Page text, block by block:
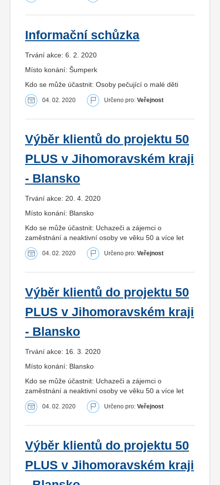
Informační schůzka
Trvání akce: 6. 2. 2020
Místo konání: Šumperk
Kdo se může účastnit: Osoby pečující o malé děti
04. 02. 2020 Určeno pro: Veřejnost
Výběr klientů do projektu 50
PLUS v Jihomoravském kraji
- Blansko
Trvání akce: 20. 4. 2020
Místo konání: Blansko
Kdo se může účastnit: Uchazeči a zájemci o
zaměstnání a neaktivní osoby ve věku 50 a více let
04. 02. 2020 Určeno pro: Veřejnost
Výběr klientů do projektu 50
PLUS v Jihomoravském kraji
- Blansko
Trvání akce: 16. 3. 2020
Místo konání: Blansko
Kdo se může účastnit: Uchazeči a zájemci o
zaměstnání a neaktivní osoby ve věku 50 a více let
04. 02. 2020 Určeno pro: Veřejnost
Výběr klientů do projektu 50
PLUS v Jihomoravském kraji